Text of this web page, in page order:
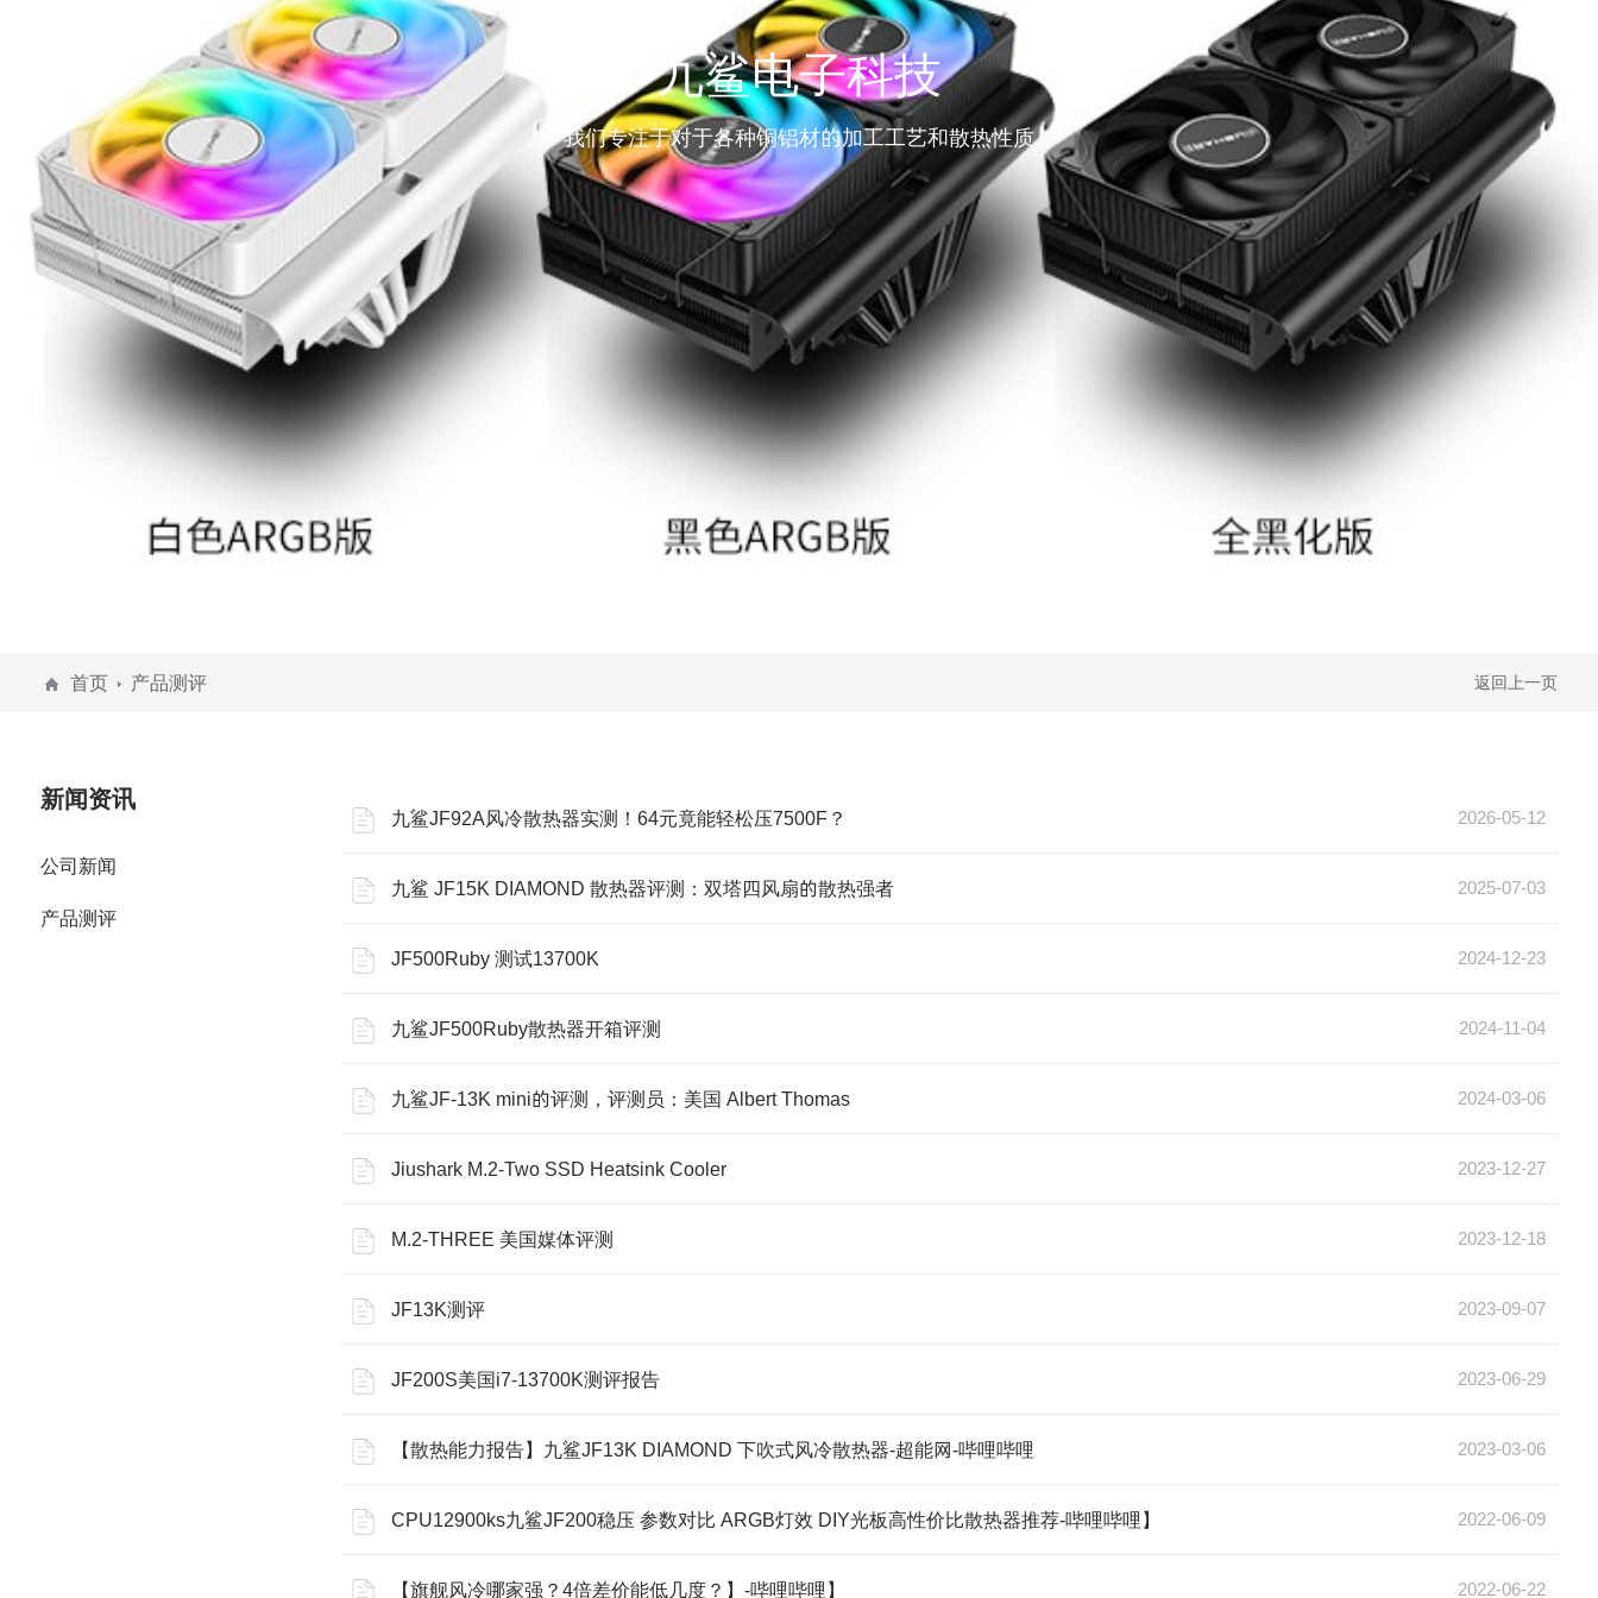
九鲨电子科技
我们专注于对于各种铜铝材的加工工艺和散热性质
返回上一页
首页 产品测评
新闻资讯
公司新闻
产品测评
2026-05-12
九鲨JF92A风冷散热器实测！64元竟能轻松压7500F？
2025-07-03
九鲨 JF15K DIAMOND 散热器评测：双塔四风扇的散热强者
2024-12-23
JF500Ruby 测试13700K
2024-11-04
九鲨JF500Ruby散热器开箱评测
2024-03-06
九鲨JF-13K mini的评测，评测员：美国 Albert Thomas
2023-12-27
Jiushark M.2-Two SSD Heatsink Cooler
2023-12-18
M.2-THREE 美国媒体评测
2023-09-07
JF13K测评
2023-06-29
JF200S美国i7-13700K测评报告
2023-03-06
【散热能力报告】九鲨JF13K DIAMOND 下吹式风冷散热器-超能网-哔哩哔哩
2022-06-09
CPU12900ks九鲨JF200稳压 参数对比 ARGB灯效 DIY光板高性价比散热器推荐-哔哩哔哩】
2022-06-22
【旗舰风冷哪家强？4倍差价能低几度？】-哔哩哔哩】